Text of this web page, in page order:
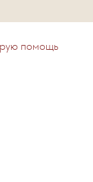
помощь